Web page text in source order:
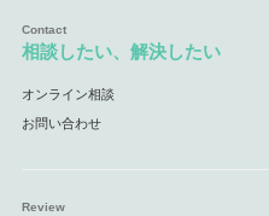
相談したい、解決したい
オンライン相談
お問い合わせ